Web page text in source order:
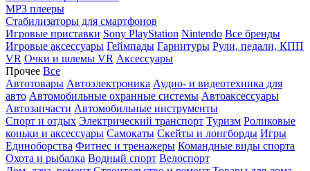
MP3 плееры
Стабилизаторы для смартфонов
Игровые приставки Sony PlayStation Nintendo Все бренды
Игровые аксессуары Геймпады Гарнитуры Рули, педали, КПП
VR Очки и шлемы VR Аксессуары
Прочее Все
Автотовары Автоэлектроника Аудио- и видеотехника для
авто Автомобильные охранные системы Автоаксессуары
Автозапчасти Автомобильные инструменты
Спорт и отдых Электрический транспорт Туризм Роликовые
коньки и аксессуары Самокаты Скейты и лонгборды Игры
Единоборства Фитнес и тренажеры Командные виды спорта
Охота и рыбалка Водный спорт Велоспорт